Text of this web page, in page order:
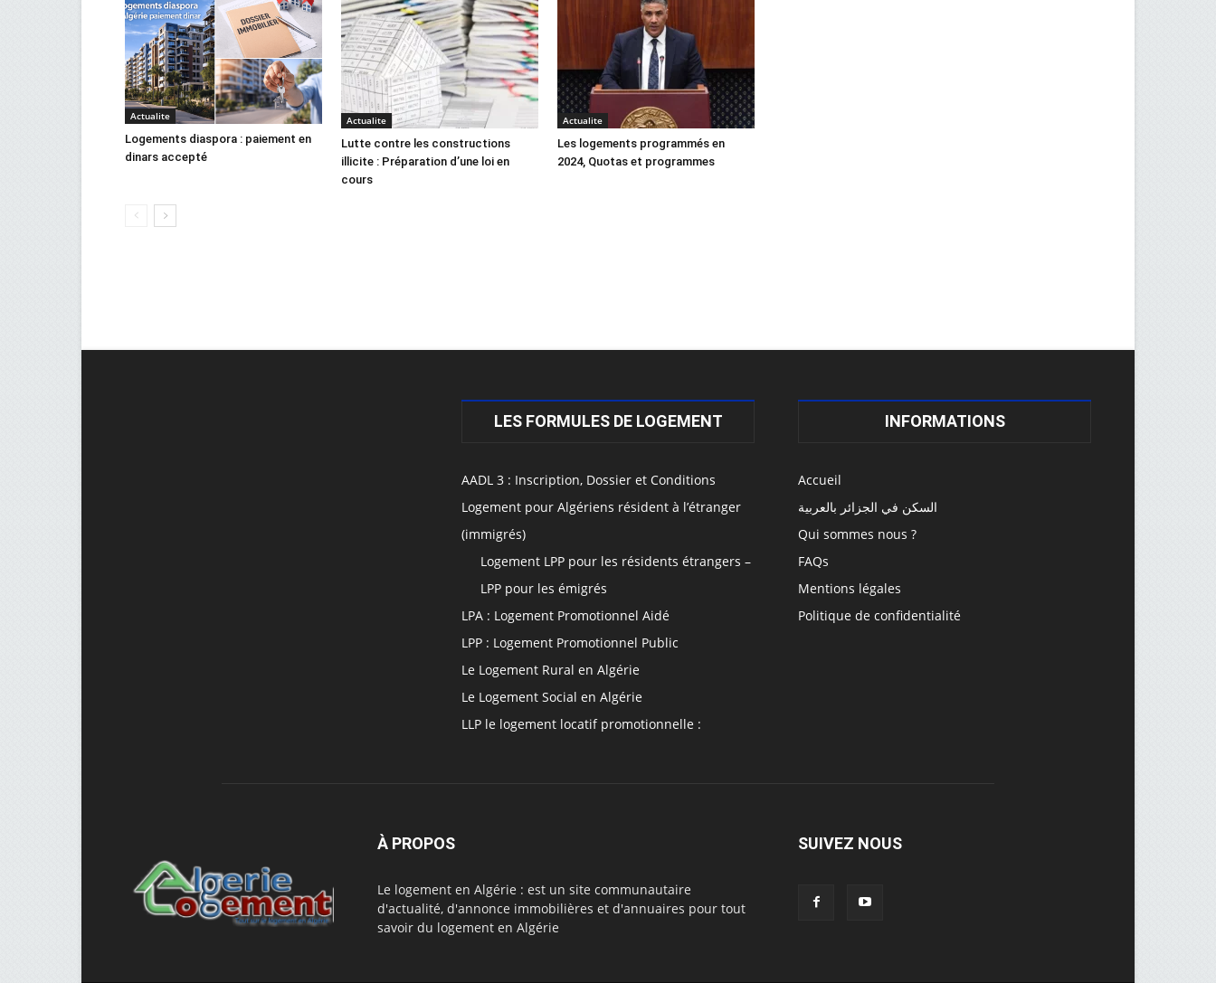
Actualite
Logements diaspora : paiement en
dinars accepté
Actualite
Lutte contre les constructions
illicite : Préparation d’une loi en
cours
Actualite
Les logements programmés en
2024, Quotas et programmes
LES FORMULES DE LOGEMENT
AADL 3 : Inscription, Dossier et Conditions
Logement pour Algériens résident à l’étranger
(immigrés)
Logement LPP pour les résidents étrangers –
LPP pour les émigrés
LPA : Logement Promotionnel Aidé
LPP : Logement Promotionnel Public
Le Logement Rural en Algérie
Le Logement Social en Algérie
LLP le logement locatif promotionnelle :
INFORMATIONS
Accueil
السكن في الجزائر بالعربية
Qui sommes nous ?
FAQs
Mentions légales
Politique de confidentialité
À PROPOS
Le logement en Algérie : est un site communautaire
d'actualité, d'annonce immobilières et d'annuaires pour tout
savoir du logement en Algérie
SUIVEZ NOUS